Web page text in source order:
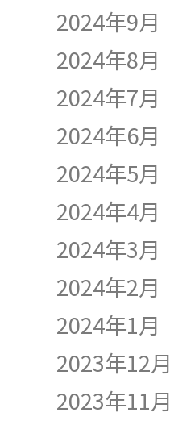
2024年9月
2024年8月
2024年7月
2024年6月
2024年5月
2024年4月
2024年3月
2024年2月
2024年1月
2023年12月
2023年11月